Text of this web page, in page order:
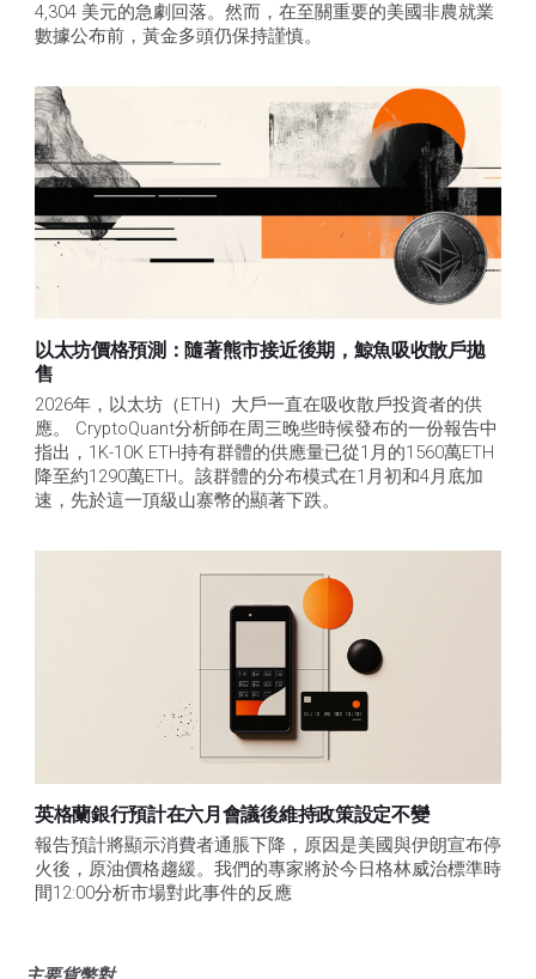
4,304 美元的急劇回落。然而，在至關重要的美國非農就業
數據公布前，黃金多頭仍保持謹慎。
以太坊價格預測：隨著熊市接近後期，鯨魚吸收散戶拋
售​
2026年，以太坊（ETH）大戶一直在吸收散戶投資者的供
應。 CryptoQuant分析師在周三晚些時候發布的一份報告中
指出，1K-10K ETH持有群體的供應量已從1月的1560萬ETH
降至約1290萬ETH。該群體的分布模式在1月初和4月底加
速，先於這一頂級山寨幣的顯著下跌。
英格蘭銀行預計在六月會議後維持政策設定不變
報告預計將顯示消費者通脹下降，原因是美國與伊朗宣布停
火後，原油價格趨緩。我們的專家將於今日格林威治標準時
間12:00分析市場對此事件的反應